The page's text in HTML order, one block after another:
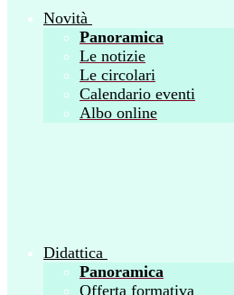
Novità
Panoramica
Le notizie
Le circolari
Calendario eventi
Albo online
Didattica
Panoramica
Offerta formativa